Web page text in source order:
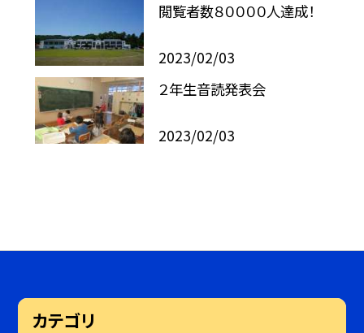
閲覧者数８００００人達成！
2023/02/03
２年生音読発表会
2023/02/03
カテゴリ